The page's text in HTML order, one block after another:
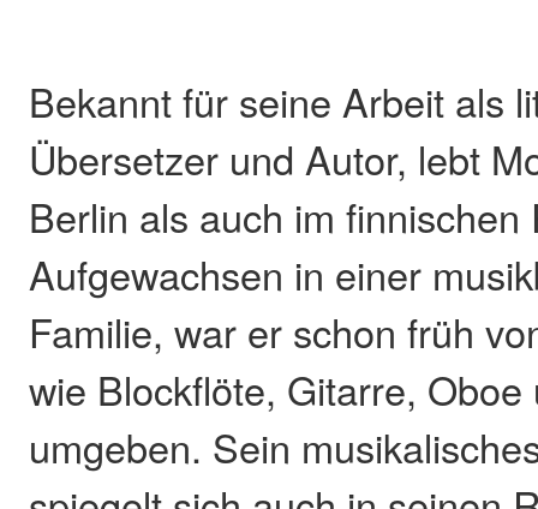
Bekannt für seine Arbeit als
Übersetzer und Autor, lebt
Berlin als auch im finnischen
Aufgewachsen in einer
Familie, war er schon früh
wie Blockflöte, Gitarre, Oboe
umgeben. Sein